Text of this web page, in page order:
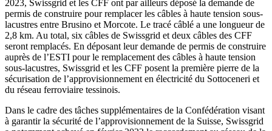
2023, Swissgrid et les CFF ont par ailleurs déposé la demande de
permis de construire pour remplacer les câbles à haute tension sous-
lacustres entre Brusino et Morcote. Le tracé câblé a une longueur de
2,8 km. Au total, six câbles de Swissgrid et deux câbles des CFF
seront remplacés. En déposant leur demande de permis de construire
auprès de l’ESTI pour le remplacement des câbles à haute tension
sous-lacustres, Swissgrid et les CFF posent la première pierre de la
sécurisation de l’approvisionnement en électricité du Sottoceneri et
du réseau ferroviaire tessinois.
Dans le cadre des tâches supplémentaires de la Confédération visant
à garantir la sécurité de l’approvisionnement de la Suisse, Swissgrid